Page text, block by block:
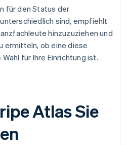
für den Status der
sind, empfiehlt
hinzuzuziehen und
ermitteln, ob eine diese
für Ihre Einrichtung ist.
Atlas Sie